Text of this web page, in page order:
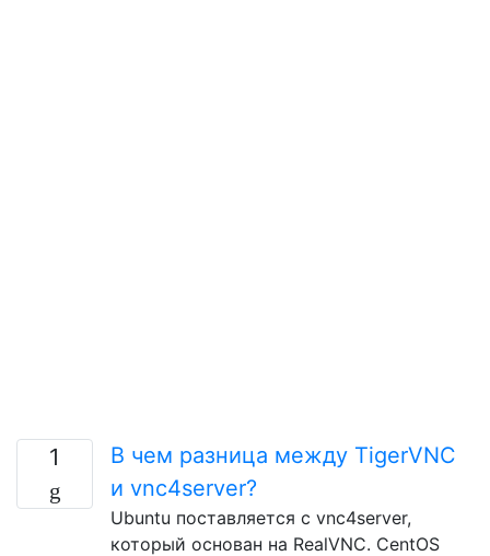
1
В чем разница между TigerVNC
и vnc4server?
Ubuntu поставляется с vnc4server,
который основан на RealVNC. CentOS